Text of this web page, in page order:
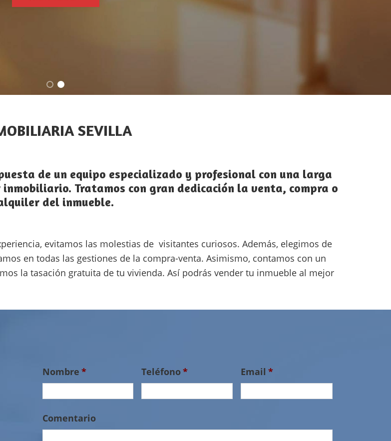
inmuebles en Sevilla nos avalan
SEVILLA
de un equipo especializado y profesional con una larga
Tratamos con gran dedicación la venta, compra o
del inmueble.
evitamos las molestias de visitantes curiosos. Además, elegimos de
en todas las gestiones de la compra-venta. Asimismo, contamos con un
la tasación gratuita de tu vivienda. Así podrás vender tu inmueble al mejor
Nombre * Teléfono* Email *
Comentario